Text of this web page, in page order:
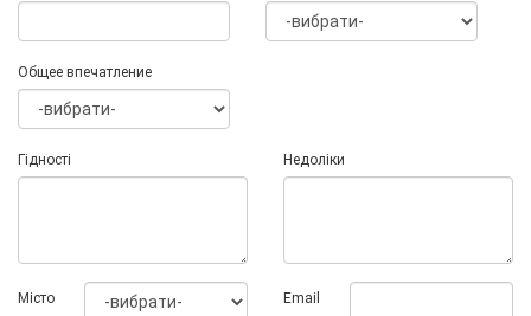
Общее впечатление
Гідності Недоліки
Мiсто Email